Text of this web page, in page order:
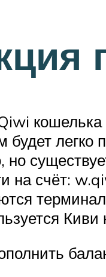
легко
но
на счёт: